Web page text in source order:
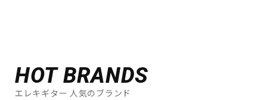
HOT BRANDS
エレキギター 人気のブランド